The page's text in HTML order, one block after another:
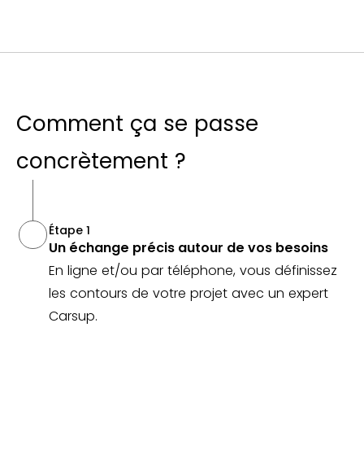
Comment ça se passe
concrètement ?
Étape 1
Un échange précis autour de vos besoins
En ligne et/ou par téléphone, vous définissez
les contours de votre projet avec un expert
Carsup.